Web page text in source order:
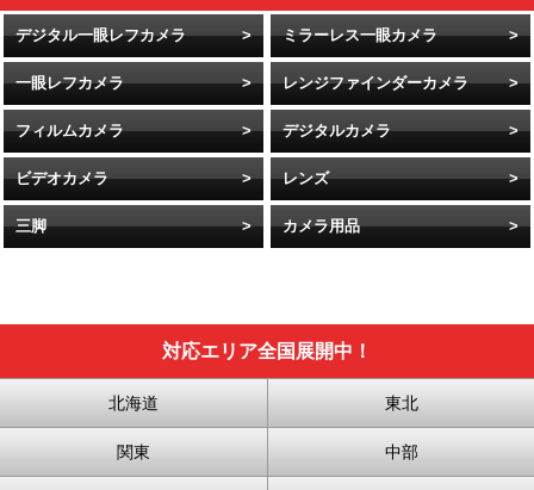
デジタル一眼レフカメラ ミラーレス一眼カメラ
一眼レフカメラ レンジファインダーカメラ
フィルムカメラ デジタルカメラ
ビデオカメラ レンズ
三脚 カメラ用品
対応エリア全国展開中！
北海道 東北
関東 中部